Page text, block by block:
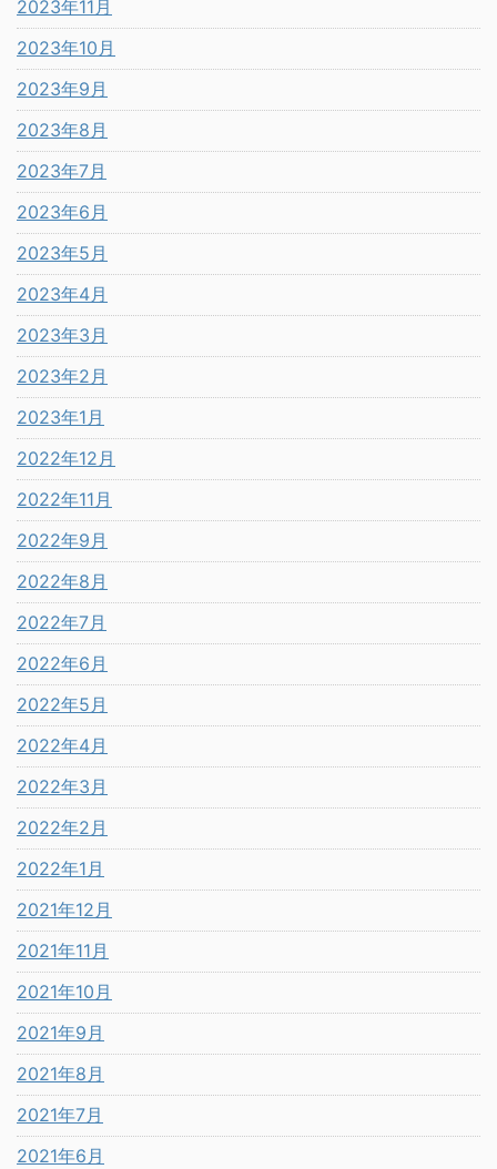
2023年11月
2023年10月
2023年9月
2023年8月
2023年7月
2023年6月
2023年5月
2023年4月
2023年3月
2023年2月
2023年1月
2022年12月
2022年11月
2022年9月
2022年8月
2022年7月
2022年6月
2022年5月
2022年4月
2022年3月
2022年2月
2022年1月
2021年12月
2021年11月
2021年10月
2021年9月
2021年8月
2021年7月
2021年6月